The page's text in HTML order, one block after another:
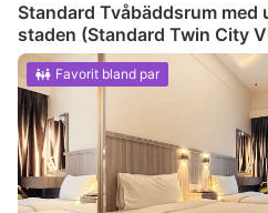
Standard Tvåbäddsrum med
staden (Standard Twin City
Favorit bland par